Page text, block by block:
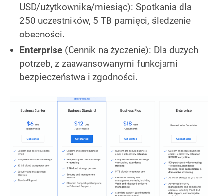
USD/użytkownika/miesiąc): Spotkania dla
250 uczestników, 5 TB pamięci, śledzenie
obecności.
Enterprise (Cennik na życzenie): Dla dużych
potrzeb, z zaawansowanymi funkcjami
bezpieczeństwa i zgodności.